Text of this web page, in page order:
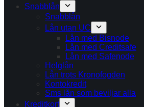
Snabblån
Snabblån
Lån utan UC
Lån med Bisnode
Lån med Creditsafe
Lån med Safenode
Helglån
Lån trots Kronofogden
Kontokredit
Sms lån som beviljar alla
Kreditkort